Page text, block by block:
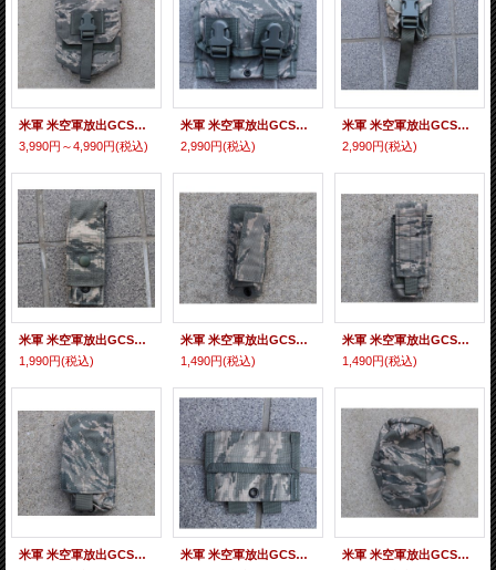
米軍 米空軍放出GCS製? DF-LCS M240ポーチ デジタルタイガー迷彩(ABU迷彩)新品
3,990円～4,990円(税込)
米軍 米空軍放出GCS製? DF-LCSトリプル40mmグレネードポーチ デジタルタイガー迷彩(ABU迷彩)新品
2,990円(税込)
米軍 米空軍放出GCS製? DF-LCSハンドグレネードポーチ デジタルタイガー迷彩(ABU迷彩)新品
2,990円(税込)
米軍 米空軍放出GCS製? DF-LCS 9mmピストルマガジンポーチ デジタルタイガー迷彩(ABU迷彩)新品
1,990円(税込)
米軍 米空軍放出GCS製? DF-LCS 6インチバトンポーチ デジタルタイガー迷彩(ABU迷彩)新品
1,490円(税込)
米軍 米空軍放出GCS製? DF-LCSフラッシュライトポーチ デジタルタイガー迷彩(ABU迷彩)新品
1,490円(税込)
米軍 米空軍放出GCS製? DF-LCSスプレーポーチ デジタルタイガー迷彩(ABU迷彩)新品
米軍 米空軍放出GCS製? DF-LCSラテックス手袋ポーチ デジタルタイガー迷彩(ABU迷彩)新品
米軍 米空軍放出GCS製? DF-LCSメディカルポーチ デジタルタイガー迷彩(ABU迷彩)新品